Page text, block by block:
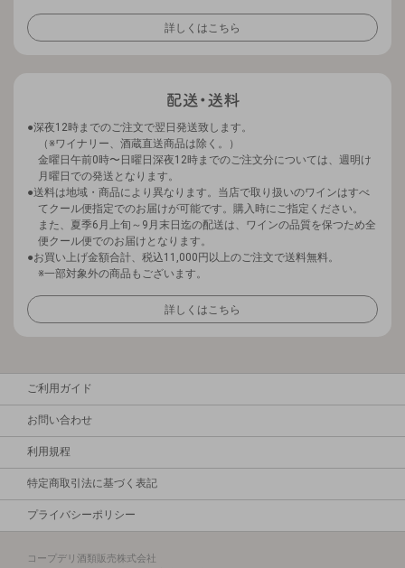
詳しくはこちら
深夜12時までのご注文で翌日発送致します。
（※ワイナリー、酒蔵直送商品は除く。）
金曜日午前0時〜日曜日深夜12時までのご注文分については、週明け
月曜日での発送となります。
送料は地域・商品により異なります。当店で取り扱いのワインはすべ
てクール便指定でのお届けが可能です。購入時にご指定ください。
また、夏季6月上旬～9月末日迄の配送は、ワインの品質を保つため全
便クール便でのお届けとなります。
お買い上げ金額合計、税込11,000円以上のご注文で送料無料。
※一部対象外の商品もございます。
詳しくはこちら
ご利用ガイド
お問い合わせ
利用規程
特定商取引法に基づく表記
プライバシーポリシー
コープデリ酒類販売株式会社